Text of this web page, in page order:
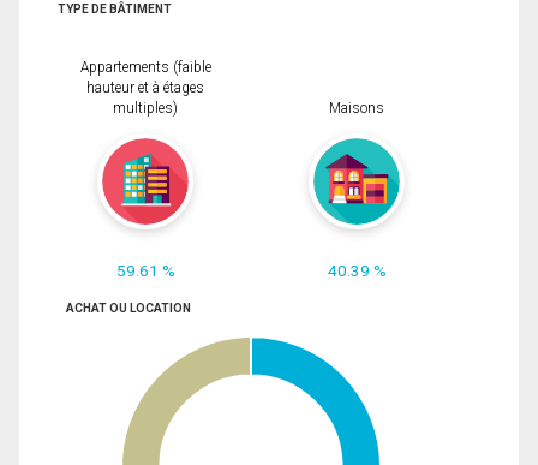
TYPE DE BÂTIMENT
Appartements (faible
hauteur et à étages
multiples)
59.61 %
Maisons
40.39 %
ACHAT OU LOCATION